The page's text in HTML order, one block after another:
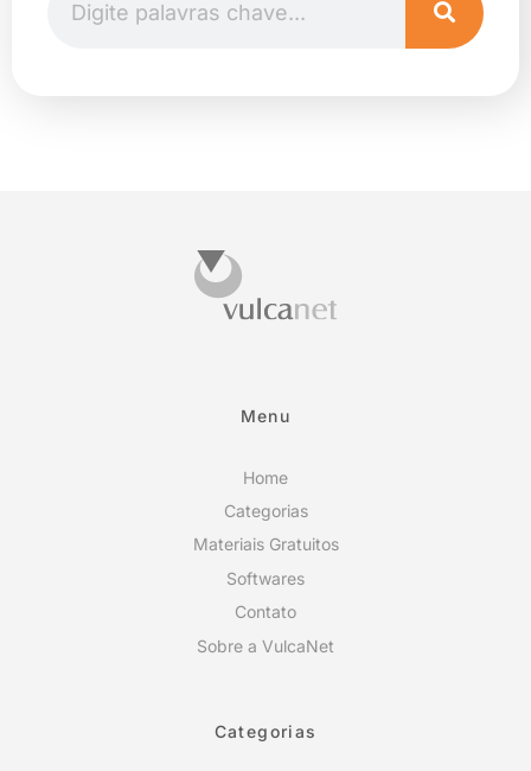
Menu
Home
Categorias
Materiais Gratuitos
Softwares
Contato
Sobre a VulcaNet
Categorias